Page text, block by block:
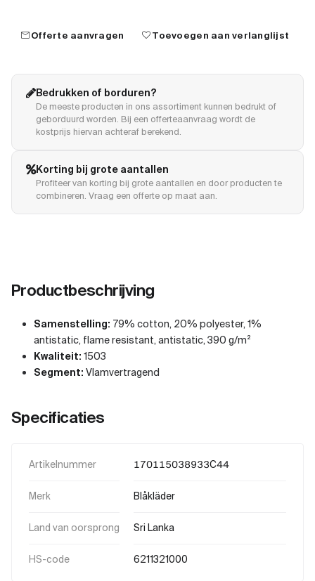
mailOfferte aanvragen favoriteToevoegen aan verlanglijst
Bedrukken of borduren?
De meeste producten in ons assortiment kunnen bedrukt of
geborduurd worden. Bij een offerteaanvraag wordt de
kostprijs hiervan achteraf berekend.
Korting bij grote aantallen
Profiteer van korting bij grote aantallen en door producten te
combineren. Vraag een offerte op maat aan.
Productbeschrijving
Samenstelling: 79% cotton, 20% polyester, 1%
antistatic, flame resistant, antistatic, 390 g/m²
Kwaliteit: 1503
Segment: Vlamvertragend
Specificaties
Artikelnummer 170115038933C44
Merk Blåkläder
Land van oorsprong Sri Lanka
HS-code 6211321000